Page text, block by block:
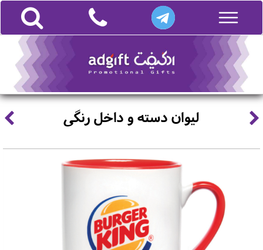
لیوان دسته و داخل رنگی